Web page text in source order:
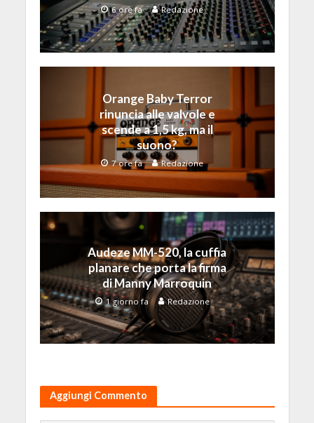
6 ore fa Redazione
Orange Baby Terror
rinuncia alle valvole e
scende a 1,5 kg, ma il
suono?
7 ore fa Redazione
Audeze MM-520, la cuffia
planare che porta la firma
di Manny Marroquin
1 giorno fa Redazione
Aggiungi Commento